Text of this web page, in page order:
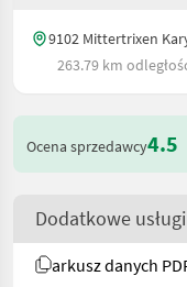
9102 Mittertrixen
263.79 km
Ocena sprzedawcy4.5
Dodatkowe usługi
arkusz danych